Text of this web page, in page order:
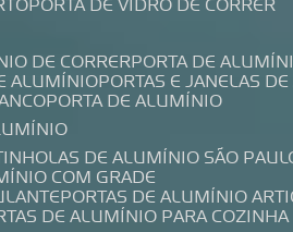
DE CORRER PORTA DE
ALUMÍNIO PORTAS E JANELAS
PORTA DE ALUMÍNIO
DE ALUMÍNIO SÃO
COM GRADE
PORTAS DE ALUMÍNIO
DE ALUMÍNIO PARA COZINHA